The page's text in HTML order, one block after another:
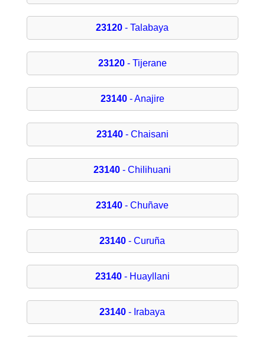
23120 - Talabaya
23120- Tijerane
23140- Anajire
23140- Chaisani
23140 - Chilihuani
23140 - Chuñave
23140 - Curuña
23140- Huayllani
23140 - Irabaya